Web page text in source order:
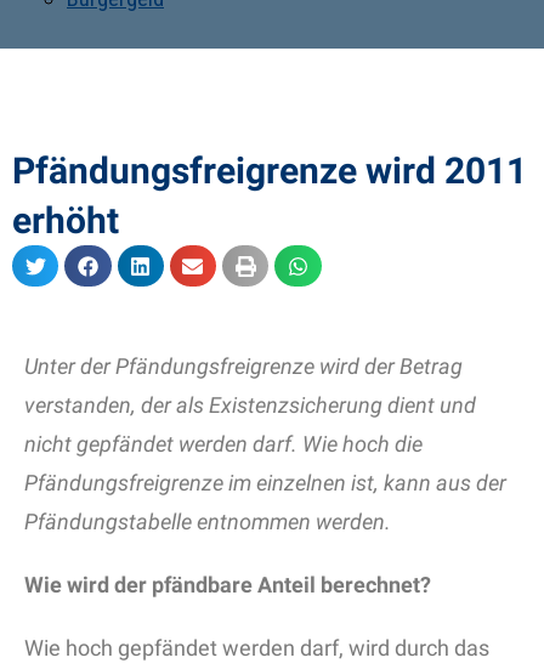
Pfändungsfreigrenze wird 2011
erhöht
Unter der Pfändungsfreigrenze wird der Betrag
verstanden, der als Existenzsicherung dient und
nicht gepfändet werden darf. Wie hoch die
Pfändungsfreigrenze im einzelnen ist, kann aus der
Pfändungstabelle entnommen werden.
Wie wird der pfändbare Anteil berechnet?
Wie hoch gepfändet werden darf, wird durch das